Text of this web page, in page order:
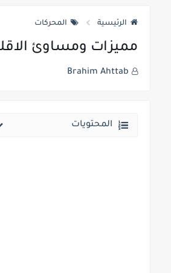
الرئيسية المحركات
مميزات ومساوئ
Brahim Ahttab
المحتويات